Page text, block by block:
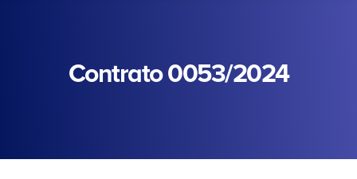
Contrato 0053/2024